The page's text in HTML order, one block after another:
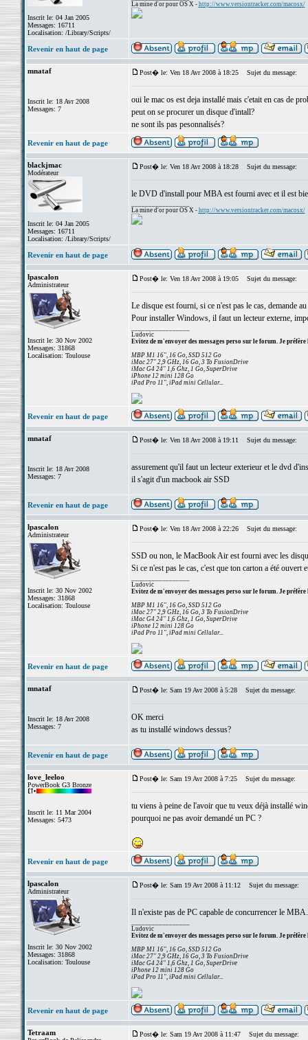
Inscrit le: 04 Jan 2005
Messages: 16711
Localisation: /Library/Scripts/
La mine d'or pour OS X - http://www.versiontracker.com/macosx/
Revenir en haut de page
mnataf
Inscrit le: 18 Avr 2008
Messages: 7
Post� le: Ven 18 Avr 2008 à 18:25 Sujet du message:
oui le mac os est deja installé mais c'etait en cas de
peut on se procurer un disque d'intall?
ne sont ils pas pesonnalisés?
Revenir en haut de page
blackjmac
Modérateur
Inscrit le: 04 Jan 2005
Messages: 16711
Localisation: /Library/Scripts/
Post� le: Ven 18 Avr 2008 à 18:28 Sujet du message:
le DVD d'install pour MBA est fourni avec et il est
La mine d'or pour OS X - http://www.versiontracker.com/macosx/
Revenir en haut de page
lpascalon
Administrateur
Inscrit le: 30 Nov 2002
Messages: 31868
Localisation: Toulouse
Post� le: Ven 18 Avr 2008 à 19:05 Sujet du message:
Le disque est fourni, si ce n'est pas le cas, demande
Pour installer Windows, il faut un lecteur externe,
Ludovic
Evitez de m'envoyer des messages perso sur le forum. Je préfère
MBP M1 16", 16 Go, SSD 512 Go
iMac 27" 2,9 GHz, 16 Go, 3 To FusionDrive
iMac G4 24" 1,6 Ghz, 1 Go, SuperDrive
iPhone 12 mini 128 Go
iPad Pro 11", iPad mini Cellular...
Revenir en haut de page
mnataf
Inscrit le: 18 Avr 2008
Messages: 7
Post� le: Ven 18 Avr 2008 à 19:11 Sujet du message:
assurement qu'il faut un lecteur exterieur et le dvd
il s'agit d'un macbook air SSD
Revenir en haut de page
lpascalon
Administrateur
Inscrit le: 30 Nov 2002
Messages: 31868
Localisation: Toulouse
Post� le: Ven 18 Avr 2008 à 22:26 Sujet du message:
SSD ou non, le MacBook Air est fourni avec les
Si ce n'est pas le cas, c'est que ton carton a été
Ludovic
Evitez de m'envoyer des messages perso sur le forum. Je préfère
MBP M1 16", 16 Go, SSD 512 Go
iMac 27" 2,9 GHz, 16 Go, 3 To FusionDrive
iMac G4 24" 1,6 Ghz, 1 Go, SuperDrive
iPhone 12 mini 128 Go
iPad Pro 11", iPad mini Cellular...
Revenir en haut de page
mnataf
Inscrit le: 18 Avr 2008
Messages: 7
Post� le: Sam 19 Avr 2008 à 5:28 Sujet du message:
OK merci
as tu installé windows dessus?
Revenir en haut de page
love_leeloo
PowerBook G3 Bronze
Inscrit le: 11 Mar 2004
Messages: 5473
Post� le: Sam 19 Avr 2008 à 7:25 Sujet du message:
tu viens à peine de l'avoir que tu veux déjà installé
pourquoi ne pas avoir demandé un PC ?
Revenir en haut de page
lpascalon
Administrateur
Inscrit le: 30 Nov 2002
Messages: 31868
Localisation: Toulouse
Post� le: Sam 19 Avr 2008 à 11:12 Sujet du message:
Il n'existe pas de PC capable de concurrencer le
Ludovic
Evitez de m'envoyer des messages perso sur le forum. Je préfère
MBP M1 16", 16 Go, SSD 512 Go
iMac 27" 2,9 GHz, 16 Go, 3 To FusionDrive
iMac G4 24" 1,6 Ghz, 1 Go, SuperDrive
iPhone 12 mini 128 Go
iPad Pro 11", iPad mini Cellular...
Revenir en haut de page
Tetraam Post� le: Sam 19 Avr 2008 à 11:47 Sujet du message: